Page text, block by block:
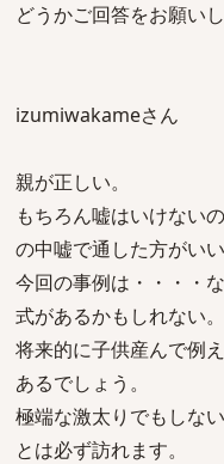
どうかご回答をお願い
izumiwakameさん
親が正しい。
もちろん嘘はいけない
の中嘘で通した方がい
今回の事例は・・・・
式があるかもしれない。
将来的に子供産んで例
あるでしょう。
極端な激太りでもしな
とは必ず訪れます。